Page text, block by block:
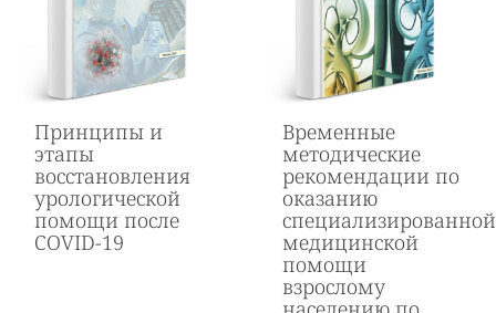
Принципы и
этапы
восстановления
урологической
помощи после
COVID-19
Временные
методические
рекомендации по
оказанию
специализированной
медицинской
помощи
взрослому